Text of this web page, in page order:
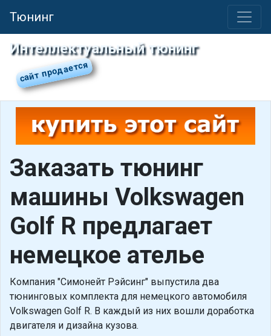
Тюнинг
Интеллектуальный тюнинг
Заказать тюнинг
машины Volkswagen
Golf R предлагает
немецкое ателье
Компания "Симонейт Рэйсинг" выпустила два
тюнинговых комплекта для немецкого автомобиля
Volkswagen Golf R. В каждый из них вошли доработка
двигателя и дизайна кузова.